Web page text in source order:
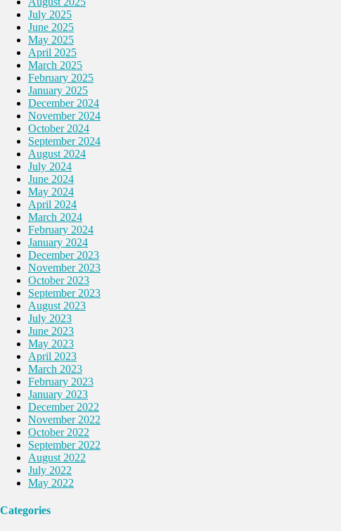
July 2025
June 2025
May 2025
April 2025
March 2025
February 2025
January 2025
December 2024
November 2024
October 2024
September 2024
August 2024
July 2024
June 2024
May 2024
April 2024
March 2024
February 2024
January 2024
December 2023
November 2023
October 2023
September 2023
August 2023
July 2023
June 2023
May 2023
April 2023
March 2023
February 2023
January 2023
December 2022
November 2022
October 2022
September 2022
August 2022
July 2022
May 2022
Categories